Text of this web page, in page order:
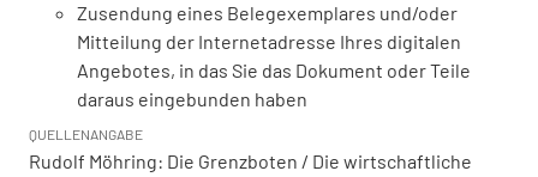
Zusendung eines Belegexemplares und/oder
Mitteilung der Internetadresse Ihres digitalen
Angebotes, in das Sie das Dokument oder Teile
daraus eingebunden haben
QUELLENANGABE
Rudolf Möhring: Die Grenzboten / Die wirtschaftliche